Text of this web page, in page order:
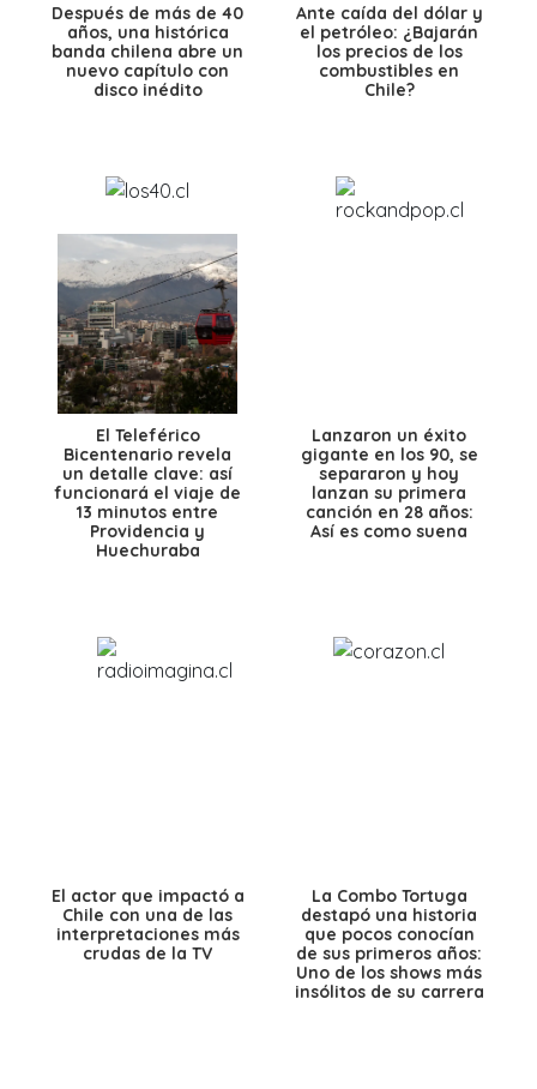
Después de más de 40
años, una histórica
banda chilena abre un
nuevo capítulo con
disco inédito
Ante caída del dólar y
el petróleo: ¿Bajarán
los precios de los
combustibles en
Chile?
El Teleférico
Bicentenario revela
un detalle clave: así
funcionará el viaje de
13 minutos entre
Providencia y
Huechuraba
Lanzaron un éxito
gigante en los 90, se
separaron y hoy
lanzan su primera
canción en 28 años:
Así es como suena
El actor que impactó a
Chile con una de las
interpretaciones más
crudas de la TV
La Combo Tortuga
destapó una historia
que pocos conocían
de sus primeros años:
Uno de los shows más
insólitos de su carrera